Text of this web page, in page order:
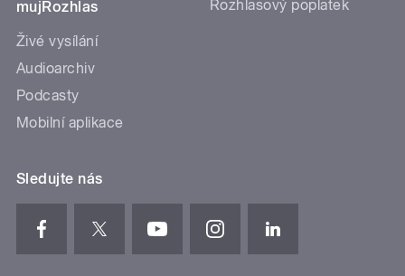
mujRozhlas
Živé vysílání
Audioarchiv
Podcasty
Mobilní aplikace
Rozhlasový poplatek
Sledujte nás